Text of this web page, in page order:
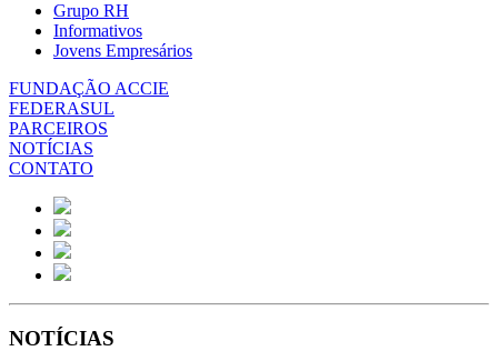
Grupo RH
Informativos
Jovens Empresários
FUNDAÇÃO ACCIE
FEDERASUL
PARCEIROS
NOTÍCIAS
CONTATO
NOTÍCIAS